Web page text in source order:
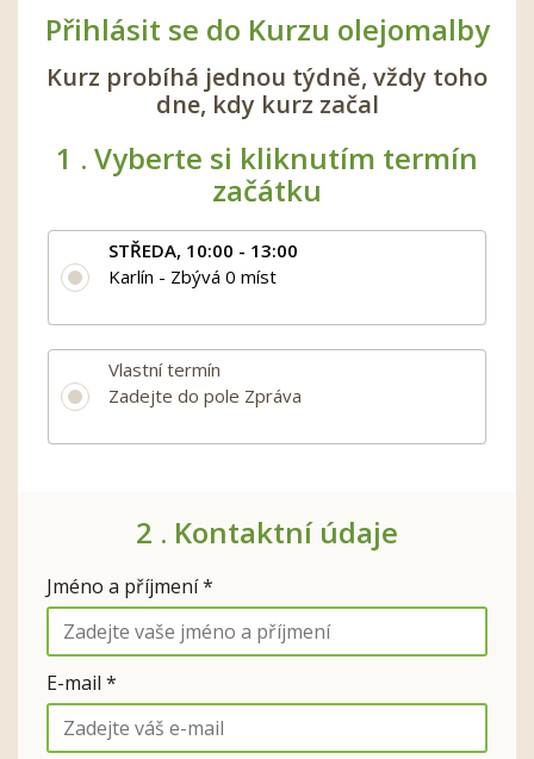
Přihlásit se do Kurzu olejomalby
Kurz probíhá jednou týdně, vždy toho
dne, kdy kurz začal
1 . Vyberte si kliknutím termín
začátku
STŘEDA, 10:00 - 13:00
Karlín - Zbývá 0 míst
Vlastní termín
Zadejte do pole Zpráva
2 . Kontaktní údaje
Jméno a příjmení *
E-mail *